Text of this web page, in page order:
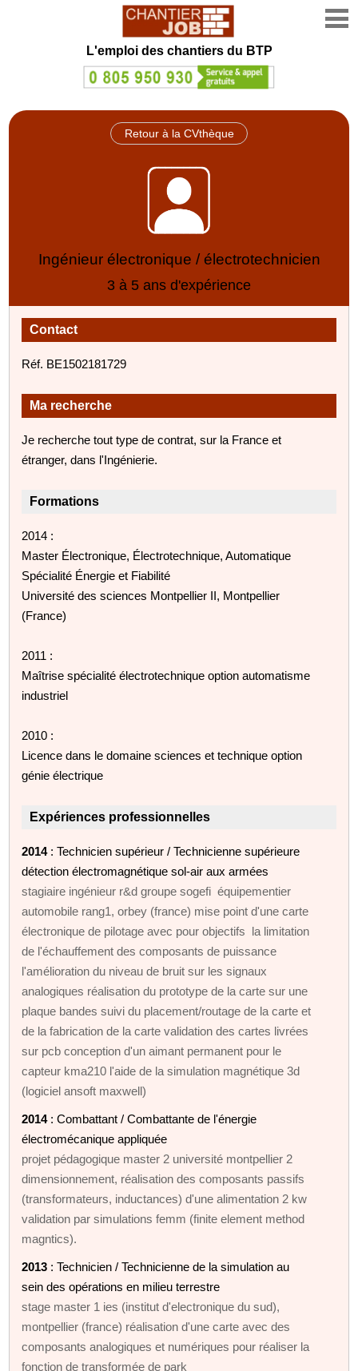
L'emploi des chantiers du BTP
Retour à la CVthèque
Ingénieur électronique / électrotechnicien
3 à 5 ans d'expérience
Contact
Réf. BE1502181729
Ma recherche
Je recherche tout type de contrat, sur la France et
étranger, dans l'Ingénierie.
Formations
2014 :
Master Électronique, Électrotechnique, Automatique
Spécialité Énergie et Fiabilité
Université des sciences Montpellier II, Montpellier
(France)
2011 :
Maîtrise spécialité électrotechnique option automatisme
industriel
2010 :
Licence dans le domaine sciences et technique option
génie électrique
Expériences professionnelles
2014: Technicien supérieur / Technicienne supérieure
détection électromagnétique sol-air aux armées
stagiaire ingénieur r&d groupe sogefi équipementier
automobile rang1, orbey (france) mise point d'une carte
électronique de pilotage avec pour objectifs la limitation
de l'échauffement des composants de puissance
l'amélioration du niveau de bruit sur les signaux
analogiques réalisation du prototype de la carte sur une
plaque bandes suivi du placement/routage de la carte et
de la fabrication de la carte validation des cartes livrées
sur pcb conception d'un aimant permanent pour le
capteur kma210 l'aide de la simulation magnétique 3d
(logiciel ansoft maxwell)
2014: Combattant / Combattante de l'énergie
électromécanique appliquée
projet pédagogique master 2 université montpellier 2
dimensionnement, réalisation des composants passifs
(transformateurs, inductances) d'une alimentation 2 kw
validation par simulations femm (finite element method
magntics).
2013 : Technicien / Technicienne de la simulation au
sein des opérations en milieu terrestre
stage master 1 ies (institut d'electronique du sud),
montpellier (france) réalisation d'une carte avec des
composants analogiques et numériques pour réaliser la
fonction de transformée de park